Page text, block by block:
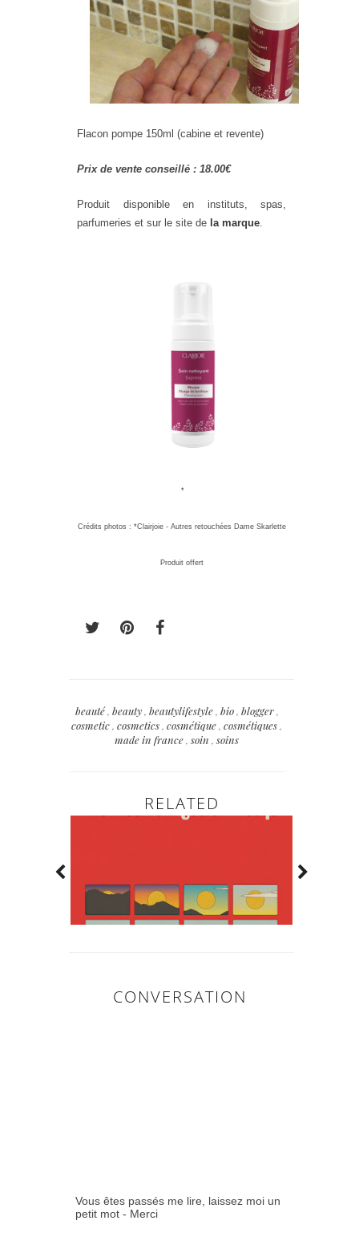
Flacon pompe 150ml (cabine et revente)
Prix de vente conseillé : 18.00€
Produit disponible en instituts, spas,
parfumeries et sur le site de la marque.
*
Crédits photos : *Clairjoie - Autres retouchées Dame Skarlette
Produit offert
beauté, beauty, beautylifestyle, bio, blogger,
cosmetic, cosmetics, cosmétique, cosmétiques,
made in france, soin , soins
RELATED
CONVERSATION
Vous êtes passés me lire, laissez moi un
petit mot - Merci